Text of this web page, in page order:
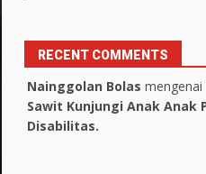
RECENT COMMENTS
Nainggolan Bolas mengenai
Sawit Kunjungi Anak Anak
Disabilitas.